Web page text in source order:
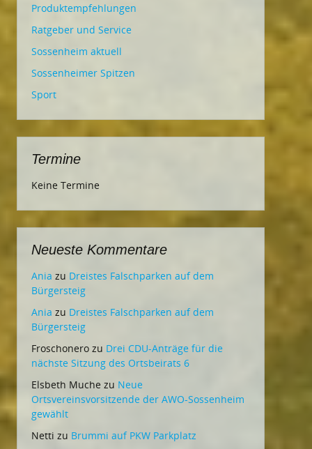
Produktempfehlungen
Ratgeber und Service
Sossenheim aktuell
Sossenheimer Spitzen
Sport
Termine
Keine Termine
Neueste Kommentare
Ania zu Dreistes Falschparken auf dem
Bürgersteig
Ania zu Dreistes Falschparken auf dem
Bürgersteig
Froschonero zu Drei CDU-Anträge für die
nächste Sitzung des Ortsbeirats 6
Elsbeth Muche zu Neue
Ortsvereinsvorsitzende der AWO-Sossenheim
gewählt
Netti zu Brummi auf PKW Parkplatz